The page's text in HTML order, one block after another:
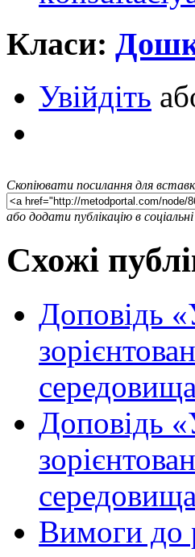
Класи:
Увійдіть
Скопіювати посилання для
або додати публікацію в соціальні
Схожі
Доповідь
Доповідь
Вимоги до